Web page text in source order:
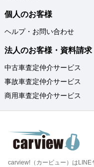
個人のお客様
ヘルプ・お問い合わせ
法人のお客様・資料請求
中古車査定仲介サービス
事故車査定仲介サービス
商用車査定仲介サービス
carview!（カービュー）はLINE